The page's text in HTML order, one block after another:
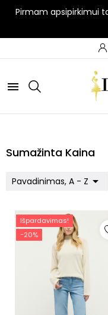
Pirmam apsipirkimui

Sumažinta Kaina
Pavadinimas, A - Z 
Išpardavimas!
−20%